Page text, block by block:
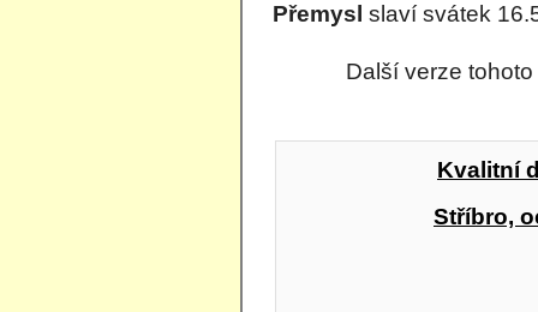
Přemysl slaví svátek
Další verze
Kvalitní
Stříbro,